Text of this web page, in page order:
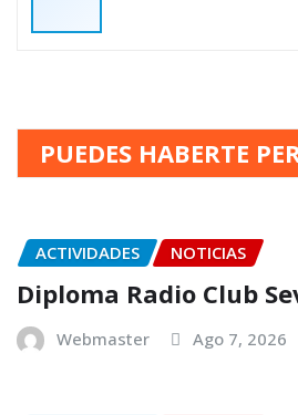
PUEDES HABERTE
ACTIVIDADES NOTICIAS
Diploma Radio Club
Webmaster Ago 7, 2026